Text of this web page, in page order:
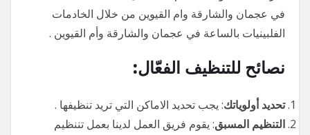
في عجمان والشارقة وام القيوين من خلال الخادمات
الفلبينيات بالساعة في عجمان والشارقة وأم القيوين .
نصائح للتنظيف الفعّال:
تحديد أولوياتك: يجب تحديد الاماكن التي تريد تنظيفها .
التنظيم المسبق: يقوم فريق العمل لدينا بعمل تننظيم